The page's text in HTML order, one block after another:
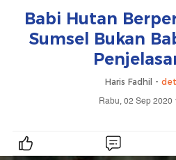
Babi Hutan
Sumsel Bukan
Haris Fadhil -
Rabu, 02 Sep 2020